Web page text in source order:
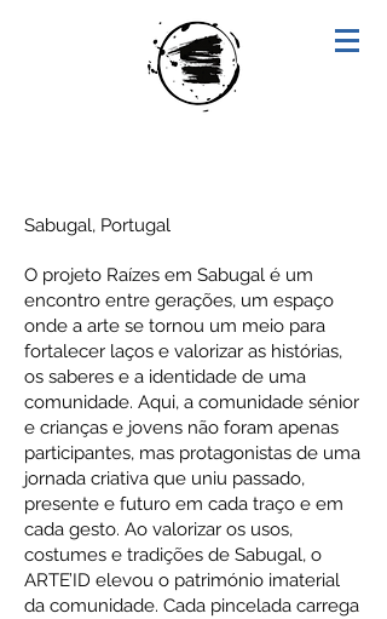
Sabugal, Portugal
O projeto Raízes em Sabugal é um
encontro entre gerações, um espaço
onde a arte se tornou um meio para
fortalecer laços e valorizar as histórias,
os saberes e a identidade de uma
comunidade. Aqui, a comunidade sénior
e crianças e jovens não foram apenas
participantes, mas protagonistas de uma
jornada criativa que uniu passado,
presente e futuro em cada traço e em
cada gesto. Ao valorizar os usos,
costumes e tradições de Sabugal, o
ARTE’ID elevou o património imaterial
da comunidade. Cada pincelada carrega